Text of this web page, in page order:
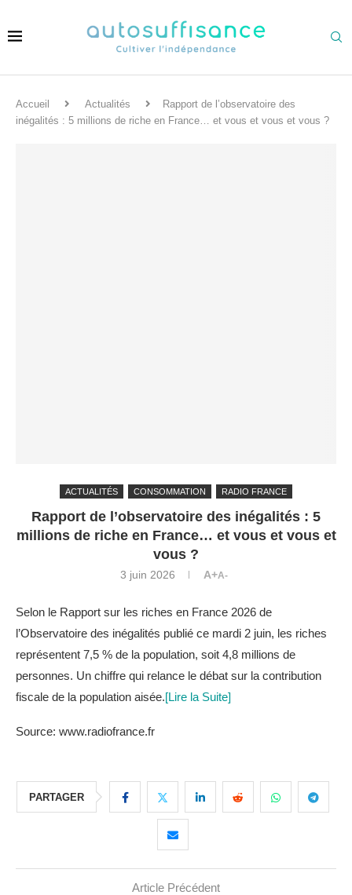
Accueil Actualités
Rapport de l’observatoire des
inégalités : 5 millions de riche en France… et vous et vous et vous ?
ACTUALITÉS CONSOMMATION RADIO FRANCE
Rapport de l’observatoire des inégalités : 5
millions de riche en France… et vous et vous et
vous ?
3 juin 2026 A+A-
Selon le Rapport sur les riches en France 2026 de
l’Observatoire des inégalités publié ce mardi 2 juin, les riches
représentent 7,5 % de la population, soit 4,8 millions de
personnes. Un chiffre qui relance le débat sur la contribution
fiscale de la population aisée.[Lire la Suite]
Source: www.radiofrance.fr
PARTAGER
Article Précédent